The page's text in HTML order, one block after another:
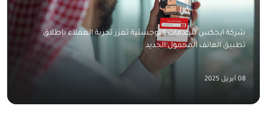
شركة ايجكس للخدمات اللوجستية تعزز تجربة العملاء بإطلاق
تطبيق الهاتف المحمول الجديد
08 أبريل 2025